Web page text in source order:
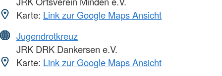
Karte: Link zur Google Maps Ansicht
Jugendrotkreuz
JRK DRK Dankersen e.V.
Karte: Link zur Google Maps Ansicht